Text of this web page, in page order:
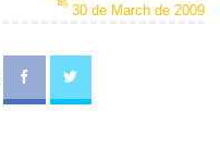
30 de March de 2009